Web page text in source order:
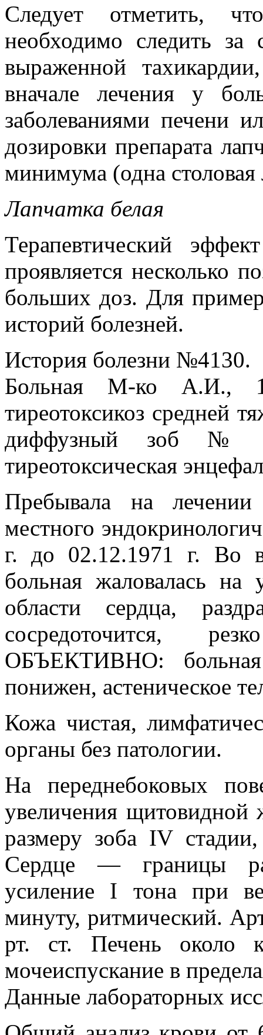
Следует отметить,
необходимо следить за
выраженной
вначале лечения у
заболеваниями печени
дозировки препарата
минимума (одна столовая
Лапчатка белая
Терапевтический
проявляется несколько
больших доз. Для
историй болезней.
История болезни №4130.
Больная М-ко А.И.,
тиреотоксикоз средней
диффузный зоб №
тиреотоксическая
Пребывала на лечении
местного
г. до 02.12.1971 г. Во
больная жаловалась на
области сердца,
сосредоточится,
ОБЪЕКТИВНО: больная
понижен, астеническое
Кожа чистая,
органы без патологии.
На переднебоковых
увеличения щитовидной
размеру зоба IV
Сердце — границы
усиление I тона при
минуту, ритмический.
рт. ст. Печень около
мочеиспускание в
Данные лабораторных